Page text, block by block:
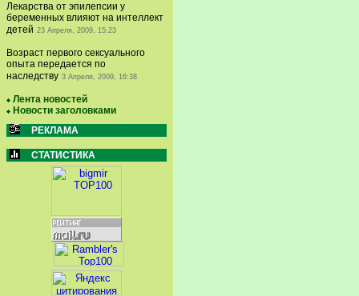
Лекарства от эпилепсии у
беременных влияют на интеллект
детей 23 Апреля, 2009, 15:23
Возраст первого сексуального
опыта передается по
наследству 3 Апреля, 2009, 16:38
Лента новостей
Новости заголовками
РЕКЛАМА
СТАТИСТИКА